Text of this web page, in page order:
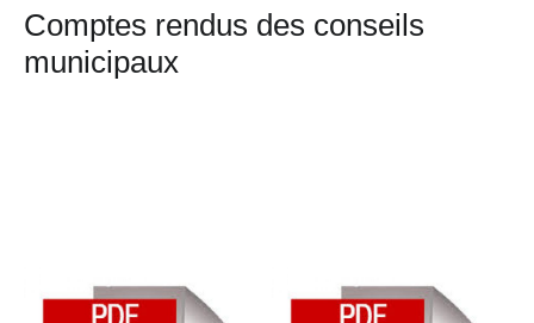
Comptes rendus des conseils
municipaux